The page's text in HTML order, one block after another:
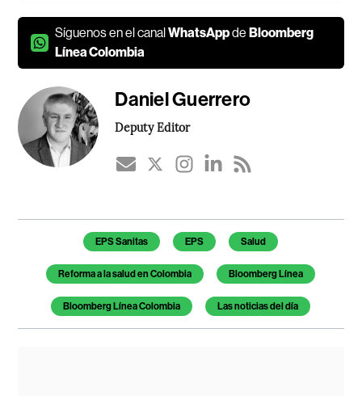
Síguenos en el canalWhatsAppdeBloomberg
Línea Colombia
Daniel Guerrero
Deputy Editor
Temas de este artículo
EPS Sanitas EPS Salud
Reforma a la salud en Colombia Bloomberg Línea
Bloomberg Línea Colombia Las noticias del día